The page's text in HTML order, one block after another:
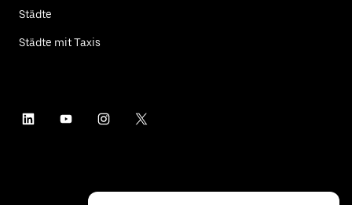
Städte
Städte mit Taxis